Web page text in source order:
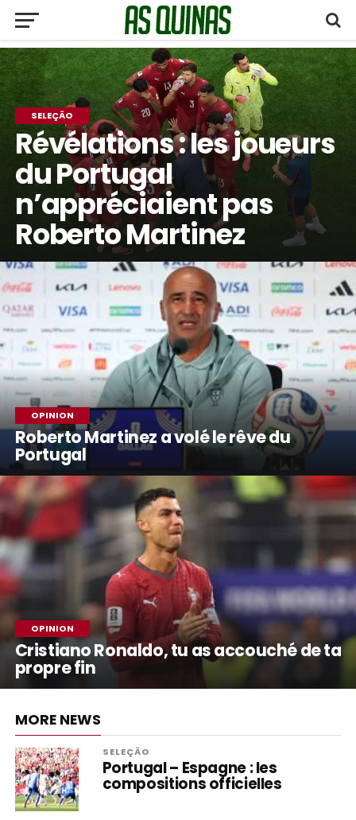
SELEÇÃO
Révélations : les joueurs
du Portugal
n’appréciaient pas
Roberto Martinez
OPINION
Roberto Martinez a volé le rêve du
Portugal
OPINION
Cristiano Ronaldo, tu as accouché de ta
propre fin
MORE NEWS
SELEÇÃO
Portugal – Espagne : les
compositions officielles